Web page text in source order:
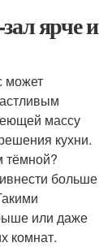
ярче и
может
массу
кухни.
тёмной?
больше
или даже
комнат.